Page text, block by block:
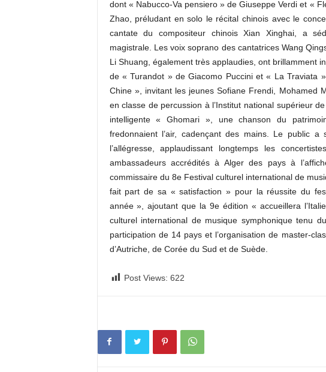
dont « Nabucco-Va pensiero » de Giuseppe Verdi et «
Zhao, préludant en solo le récital chinois avec le
cantate du compositeur chinois Xian Xinghai, a
magistrale. Les voix soprano des cantatrices Wang
Li Shuang, également très applaudies, ont brillamment
de « Turandot » de Giacomo Puccini et « La Traviata
Chine », invitant les jeunes Sofiane Frendi, Mohamed
en classe de percussion à l’Institut national supérieur
intelligente « Ghomari », une chanson du
fredonnaient l’air, cadençant des mains. Le public
l’allégresse, applaudissant longtemps les
ambassadeurs accrédités à Alger des pays à
commissaire du 8e Festival culturel international de
fait part de sa « satisfaction » pour la réussite du
année », ajoutant que la 9e édition « accueillera
culturel international de musique symphonique tenu
participation de 14 pays et l’organisation de master-
d’Autriche, de Corée du Sud et de Suède.
Post Views: 622